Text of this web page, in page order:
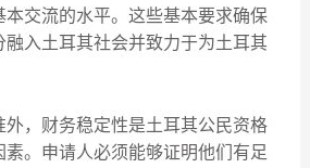
本交流的水平。这些基本要求确保
融入土耳其社会并致力于为土耳其
外，财务稳定性是土耳其公民资格
。申请人必须能够证明他们有足